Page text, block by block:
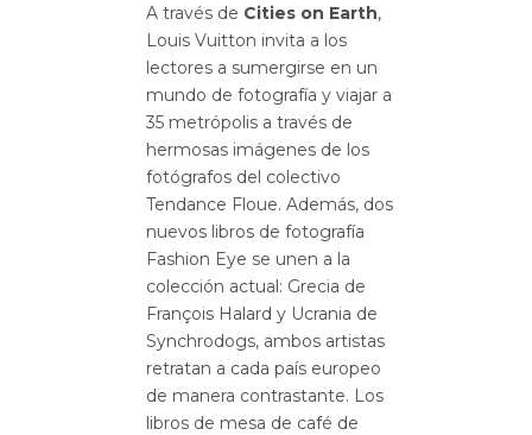
A través de Cities on Earth,
Louis Vuitton invita a los
lectores a sumergirse en un
mundo de fotografía y viajar a
35 metrópolis a través de
hermosas imágenes de los
fotógrafos del colectivo
Tendance Floue. Además, dos
nuevos libros de fotografía
Fashion Eye se unen a la
colección actual: Grecia de
François Halard y Ucrania de
Synchrodogs, ambos artistas
retratan a cada país europeo
de manera contrastante. Los
libros de mesa de café de